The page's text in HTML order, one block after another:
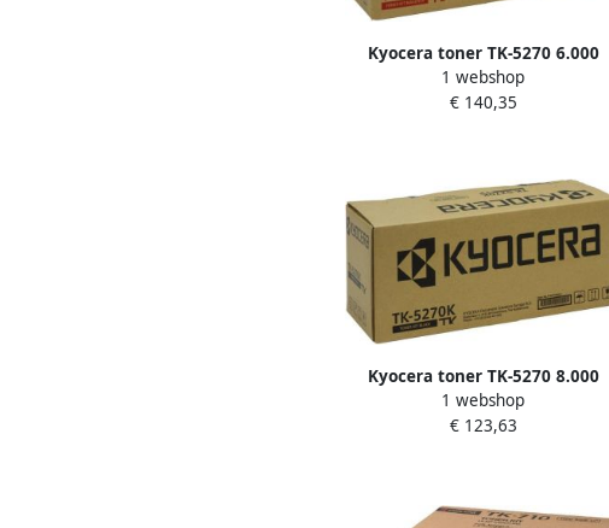
Kyocera toner TK-5270 6.000
pagina&apos;s OEM 1T02TVBNL0
magenta
1 webshop
€ 140,35
Kyocera toner TK-5270 8.000
pagina&apos;s OEM 1T02TV0NL0
zwart
1 webshop
€ 123,63